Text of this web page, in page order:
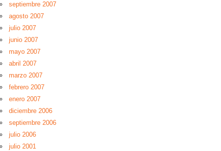
septiembre 2007
agosto 2007
julio 2007
junio 2007
mayo 2007
abril 2007
marzo 2007
febrero 2007
enero 2007
diciembre 2006
septiembre 2006
julio 2006
julio 2001